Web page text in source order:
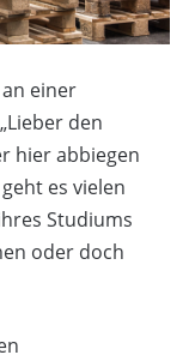
einer
den
hier abbiegen
es vielen
Studiums
oder doch